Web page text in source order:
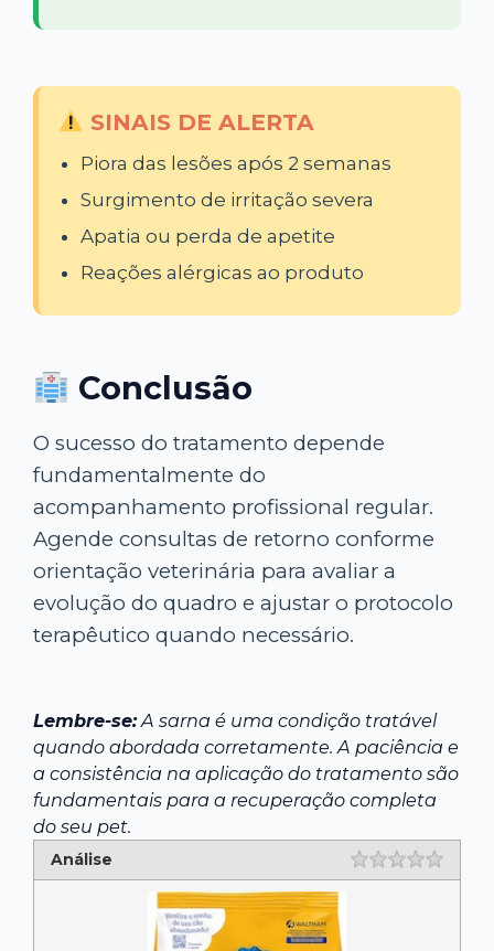
SINAIS DE ALERTA
Piora das lesões após 2 semanas
Surgimento de irritação severa
Apatia ou perda de apetite
Reações alérgicas ao produto
Conclusão
O sucesso do tratamento depende
fundamentalmente do
acompanhamento profissional regular.
Agende consultas de retorno conforme
orientação veterinária para avaliar a
evolução do quadro e ajustar o protocolo
terapêutico quando necessário.
Lembre-se:A sarna é uma condição tratável
quando abordada corretamente. A paciência e
a consistência na aplicação do tratamento são
fundamentais para a recuperação completa
do seu pet.
Análise Rating